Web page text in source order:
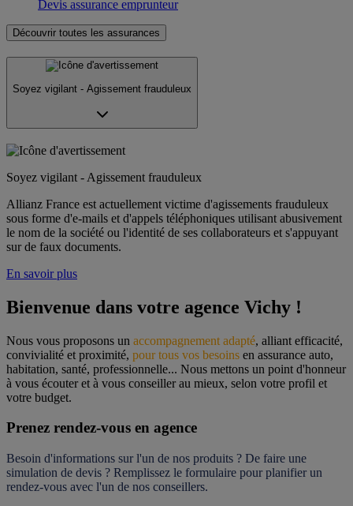
Devis assurance emprunteur
Découvrir toutes les assurances
Soyez vigilant - Agissement frauduleux
Soyez vigilant - Agissement frauduleux
Allianz France est actuellement victime d'agissements frauduleux
sous forme d'e-mails et d'appels téléphoniques utilisant abusivement
le nom de la société ou l'identité de ses collaborateurs et s'appuyant
sur de faux documents.
En savoir plus
Bienvenue dans votre agence Vichy !
Nous vous proposons un accompagnement adapté, alliant efficacité,
convivialité et proximité, pour tous vos besoins en assurance auto,
habitation, santé, professionnelle... Nous mettons un point d'honneur
à vous écouter et à vous conseiller au mieux, selon votre profil et
votre budget.
Prenez rendez-vous en agence
Besoin d'informations sur l'un de nos produits ? De faire une
simulation de devis ? Remplissez le formulaire pour planifier un
rendez-vous avec l'un de nos conseillers.